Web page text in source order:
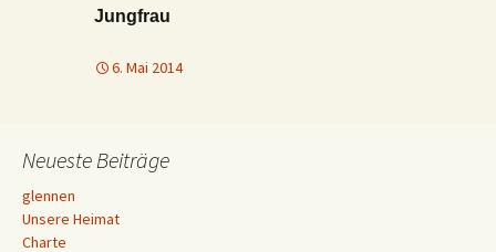
Jungfrau
6. Mai 2014
Neueste Beiträge
glennen
Unsere Heimat
Charte